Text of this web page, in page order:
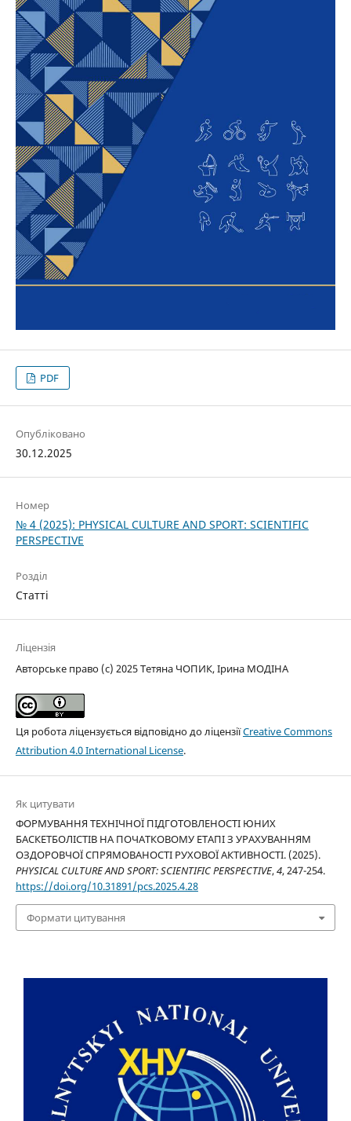
PDF
Опубліковано
30.12.2025
Номер
№ 4 (2025): PHYSICAL CULTURE AND SPORT: SCIENTIFIC
PERSPECTIVE
Розділ
Статті
Ліцензія
Авторське право (c) 2025 Тетяна ЧОПИК, Ірина МОДІНА
Ця робота ліцензується відповідно до ліцензіїCreative Commons
Attribution 4.0 International License.
Як цитувати
ФОРМУВАННЯ ТЕХНІЧНОЇ ПІДГОТОВЛЕНОСТІ ЮНИХ
БАСКЕТБОЛІСТІВ НА ПОЧАТКОВОМУ ЕТАПІ З УРАХУВАННЯМ
ОЗДОРОВЧОЇ СПРЯМОВАНОСТІ РУХОВОЇ АКТИВНОСТІ. (2025).
PHYSICAL CULTURE AND SPORT: SCIENTIFIC PERSPECTIVE,4, 247-254.
https://doi.org/10.31891/pcs.2025.4.28
Формати цитування